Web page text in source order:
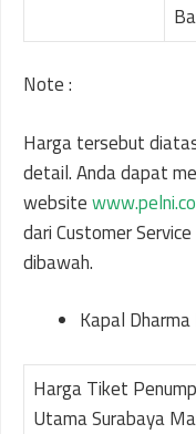
Note :
Harga tersebut
detail. Anda dapat
website
dari Customer
dibawah.
Kapal
Harga Tiket
Utama Surabaya